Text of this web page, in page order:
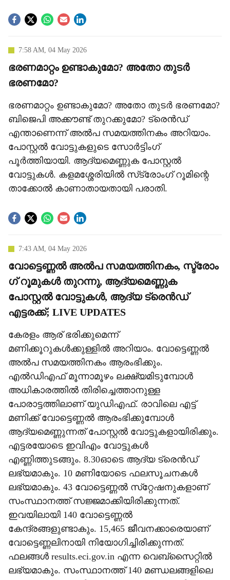
7:58 AM, 04 May 2026
ഭരണമാറ്റം ഉണ്ടാകുമോ? അതോ തുടര്‍
ഭരണമോ?
ഭരണമാറ്റം ഉണ്ടാകുമോ? അതോ തുടര്‍ ഭരണമോ?
ബിജെപി അക്കൗണ്ട് തുറക്കുമോ? ട്രെന്‍ഡ്
എന്താണെന്ന് അല്‍പ സമയത്തിനകം അറിയാം.
പോസ്റ്റല്‍ വോട്ടുകളുടെ സോര്‍ട്ടിംഗ്
പൂര്‍ത്തിയായി. ആദ്യമെണ്ണുക പോസ്റ്റല്‍
വോട്ടുകള്‍. കളമശ്ശേരിയില്‍ സ്‌ട്രോംഗ് റൂമിന്റെ
താക്കോല്‍ കാണാതായതായി പരാതി.
7:43 AM, 04 May 2026
വോട്ടെണ്ണൽ അ‍ൽപ സമയത്തിനകം, സ്ട്രോം​
ഗ് റൂമുകൾ‌ തുറന്നു, ആദ്യമെണ്ണുക
പോസ്റ്റൽ വോട്ടുകൾ, ആദ്യ ട്രെൻഡ്
എട്ടരക്ക്; LIVE UPDATES
കേരളം ആര് ഭരിക്കുമെന്ന്
മണിക്കൂറുകൾക്കുള്ളിൽ അറിയാം. വോട്ടെണ്ണൽ
അൽപ സമയത്തിനകം ആരംഭിക്കും.
എൽഡിഎഫ് മൂന്നാമൂഴം ലക്ഷ്യമിടുമ്പോൾ
അധികാരത്തിൽ തിരിച്ചെത്താനുള്ള
പോരാട്ടത്തിലാണ് യുഡിഎഫ്. രാവിലെ എട്ട്
മണിക്ക് വോട്ടെണ്ണല്‍ ആരംഭിക്കുമ്പോള്‍
ആദ്യമെണ്ണുന്നത് പോസ്റ്റല്‍ വോട്ടുകളായിരിക്കും.
എട്ടരയോടെ ഇവിഎം വോട്ടുകള്‍
എണ്ണിത്തുടങ്ങും. 8.30ഓടെ ആദ്യ ട്രെന്‍ഡ്
ലഭ്യമാകും. 10 മണിയോടെ ഫലസൂചനകള്‍
ലഭ്യമാകും. 43 വോട്ടെണ്ണല്‍ സ്‌റ്റേഷനുകളാണ്
സംസ്ഥാനത്ത് സജ്ജമാക്കിയിരിക്കുന്നത്.
ഇവയിലായി 140 വോട്ടെണ്ണല്‍
കേന്ദ്രങ്ങളുണ്ടാകും. 15,465 ജീവനക്കാരെയാണ്
വോട്ടെണ്ണലിനായി നിയോഗിച്ചിരിക്കുന്നത്.
ഫലങ്ങള്‍ results.eci.gov.in എന്ന വെബ്‌സൈറ്റില്‍
ലഭ്യമാകും. സംസ്ഥാനത്ത് 140 മണ്ഡലങ്ങളിലെ